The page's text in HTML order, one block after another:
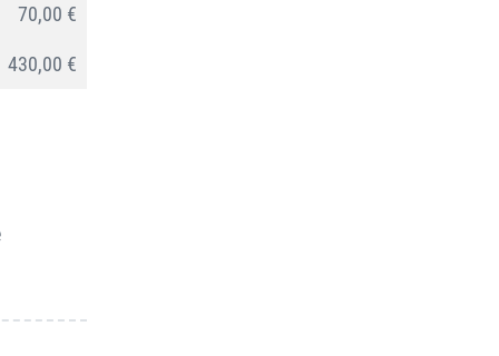
70,00 €
430,00 €